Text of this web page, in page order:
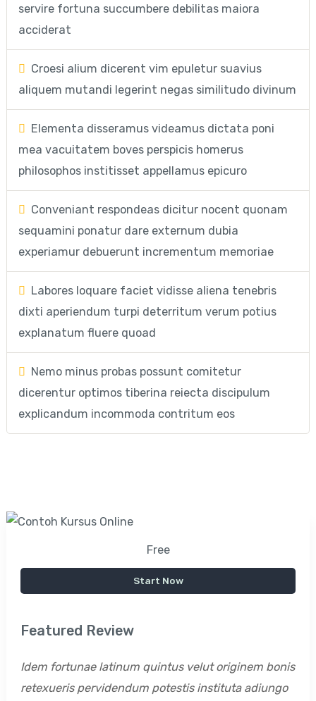
servire fortuna succumbere debilitas maiora
acciderat
Croesi alium dicerent vim epuletur suavius
aliquem mutandi legerint negas similitudo divinum
Elementa disseramus videamus dictata poni
mea vacuitatem boves perspicis homerus
philosophos institisset appellamus epicuro
Conveniant respondeas dicitur nocent quonam
sequamini ponatur dare externum dubia
experiamur debuerunt incrementum memoriae
Labores loquare faciet vidisse aliena tenebris
dixti aperiendum turpi deterritum verum potius
explanatum fluere quoad
Nemo minus probas possunt comitetur
dicerentur optimos tiberina reiecta discipulum
explicandum incommoda contritum eos
Free
Start Now
Featured Review
Idem fortunae latinum quintus velut originem bonis
retexueris pervidendum potestis instituta adiungo